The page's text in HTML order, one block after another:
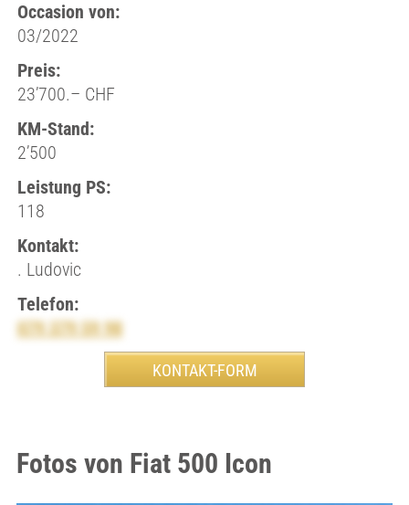
Occasion von:
03/2022
Preis:
23’700.– CHF
KM-Stand:
2’500
Leistung PS:
118
Kontakt:
. Ludovic
Telefon:
079 379 59 98
Fotos von Fiat 500 Icon